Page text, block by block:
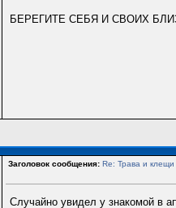
БЕРЕГИТЕ СЕБЯ И СВОИХ
Заголовок сообщения: Re: Трава и клещи
Случайно увидел у знакомой в